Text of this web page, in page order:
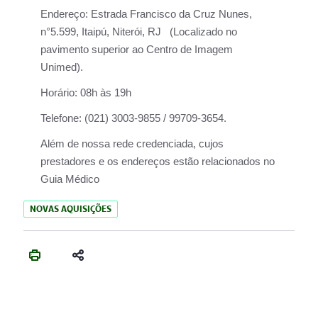
Endereço: Estrada Francisco da Cruz Nunes,
n°5.599, Itaipú, Niterói, RJ (Localizado no
pavimento superior ao Centro de Imagem
Unimed).
Horário: 08h às 19h
Telefone: (021) 3003-9855 / 99709-3654.
Além de nossa rede credenciada, cujos
prestadores e os endereços estão relacionados no
Guia Médico
NOVAS AQUISIÇÕES